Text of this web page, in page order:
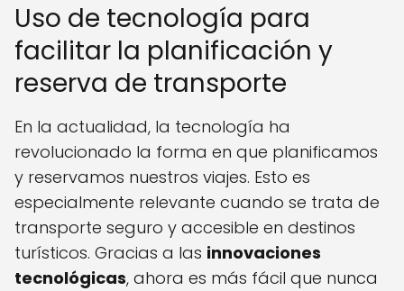
Uso de tecnología para
facilitar la planificación y
reserva de transporte
En la actualidad, la tecnología ha
revolucionado la forma en que planificamos
y reservamos nuestros viajes. Esto es
especialmente relevante cuando se trata de
transporte seguro y accesible en destinos
turísticos. Gracias a las innovaciones
tecnológicas, ahora es más fácil que nunca